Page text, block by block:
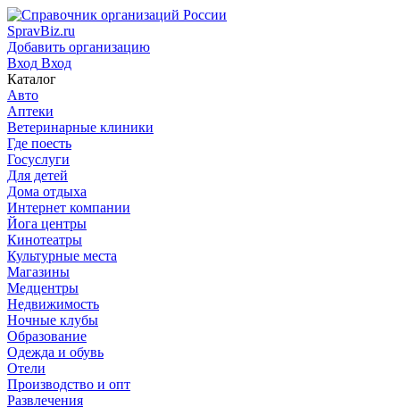
SpravBiz.ru
Добавить организацию
Вход Вход
Каталог
Авто
Аптеки
Ветеринарные клиники
Где поесть
Госуслуги
Для детей
Дома отдыха
Интернет компании
Йога центры
Кинотеатры
Культурные места
Магазины
Медцентры
Недвижимость
Ночные клубы
Образование
Одежда и обувь
Отели
Производство и опт
Развлечения